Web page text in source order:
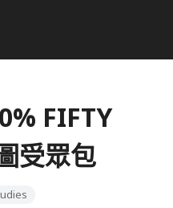
FIFTY
受眾包